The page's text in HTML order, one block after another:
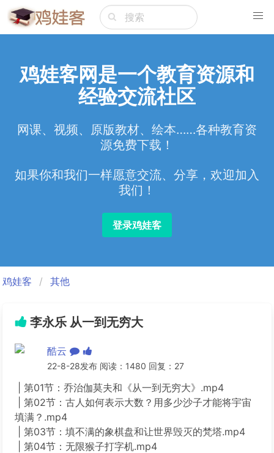
鸡娃客网是一个教育资源和
经验交流社区
网课、视频、原版教材、绘本……各种教育资
源免费下载！
如果你和我们一样愿意交流、分享，欢迎加入
我们！
登录鸡娃客
鸡娃客 其他
李永乐 从一到无穷大
酷云
22-8-28发布 阅读：1480 回复：27
| 第01节：乔治伽莫夫和《从一到无穷大》.mp4
| 第02节：古人如何表示大数？用多少沙子才能将宇宙
填满？.mp4
| 第03节：填不满的象棋盘和让世界毁灭的梵塔.mp4
| 第04节：无限猴子打字机.mp4